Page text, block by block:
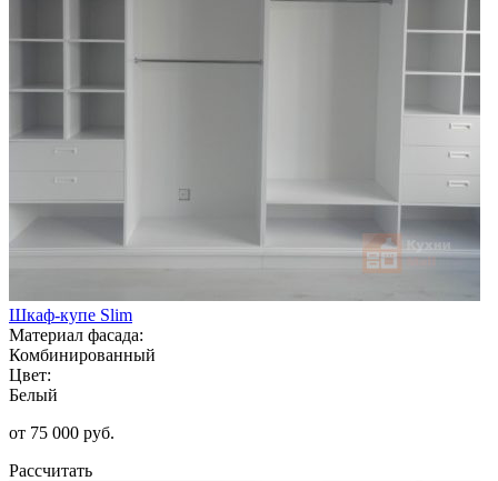
Шкаф-купе Slim
Материал фасада:
Комбинированный
Цвет:
Белый
от 75 000 руб.
Рассчитать